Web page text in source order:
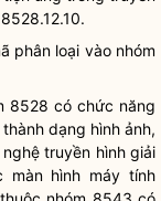
phân loại vào nhóm
8528 có chức năng
dạng hình ảnh,
truyền hình giải
màn hình máy tính